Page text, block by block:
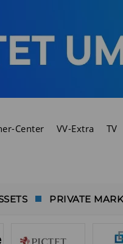
Center VV-Extra TV
PRIVATE